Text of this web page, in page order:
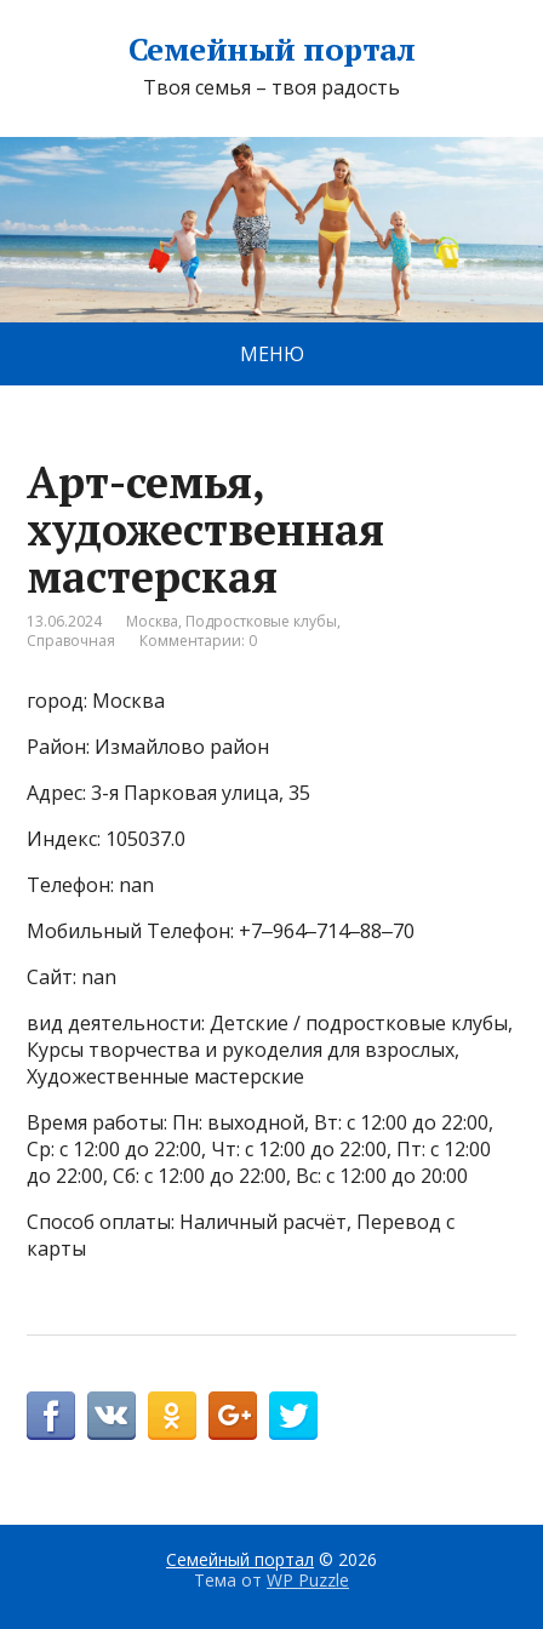
Семейный портал
Твоя семья – твоя радость
МЕНЮ
Арт-семья,
художественная
мастерская
13.06.2024 Москва, Подростковые клубы,
Справочная
Комментарии: 0
город: Москва
Район: Измайлово район
Адрес: 3-я Парковая улица, 35
Индекс: 105037.0
Телефон: nan
Мобильный Телефон: +7‒964‒714‒88‒70
Сайт: nan
вид деятельности: Детские / подростковые клубы,
Курсы творчества и рукоделия для взрослых,
Художественные мастерские
Время работы: Пн: выходной, Вт: с 12:00 до 22:00,
Ср: с 12:00 до 22:00, Чт: с 12:00 до 22:00, Пт: с 12:00
до 22:00, Сб: с 12:00 до 22:00, Вс: с 12:00 до 20:00
Способ оплаты: Наличный расчёт, Перевод с
карты
Семейный портал © 2026
Тема от WP Puzzle